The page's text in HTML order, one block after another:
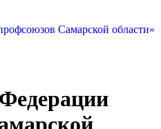
Самарской области»